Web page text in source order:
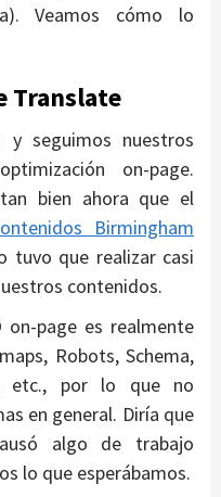
Veamos cómo lo
Translate
y seguimos nuestros
on-page.
bien ahora que el
Birmingham
tuvo que realizar casi
contenidos.
on-page es realmente
Robots, Schema,
etc., por lo que no
en general. Diría que
algo de trabajo
lo que esperábamos.